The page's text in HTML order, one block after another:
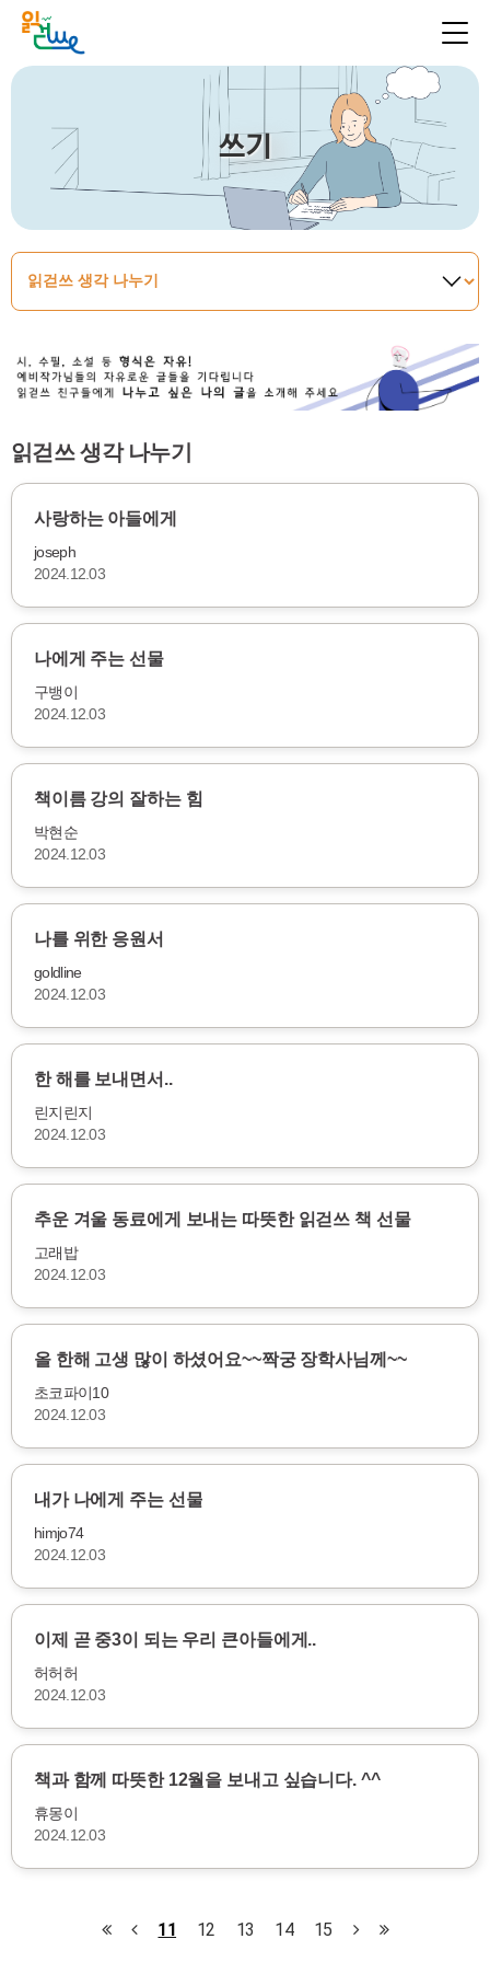
쓰기
읽걷쓰 생각 나누기
사랑하는 아들에게
joseph
2024.12.03
나에게 주는 선물
구뱅이
2024.12.03
책이름 강의 잘하는 힘
박현순
2024.12.03
나를 위한 응원서
goldline
2024.12.03
한 해를 보내면서..
린지린지
2024.12.03
추운 겨울 동료에게 보내는 따뜻한 읽걷쓰 책 선물
고래밥
2024.12.03
올 한해 고생 많이 하셨어요~~짝궁 장학사님께~~
초코파이10
2024.12.03
내가 나에게 주는 선물
himjo74
2024.12.03
이제 곧 중3이 되는 우리 큰아들에게..
허허허
2024.12.03
책과 함께 따뜻한 12월을 보내고 싶습니다. ^^
휴몽이
2024.12.03
11 12 13 14 15